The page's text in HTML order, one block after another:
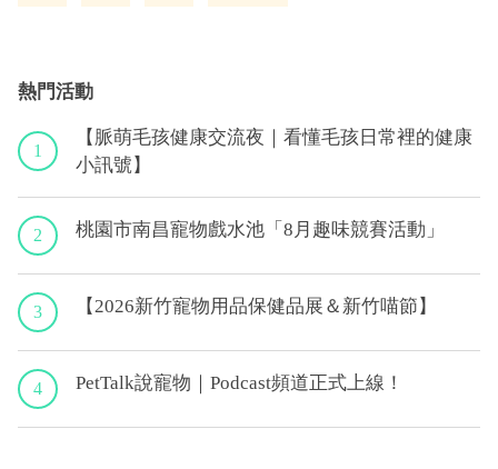
熱門活動
1
【脈萌毛孩健康交流夜｜看懂毛孩日常裡的健康
小訊號】
2 桃園市南昌寵物戲水池「8月趣味競賽活動」
3 【2026新竹寵物用品保健品展＆新竹喵節】
4 PetTalk說寵物｜Podcast頻道正式上線！